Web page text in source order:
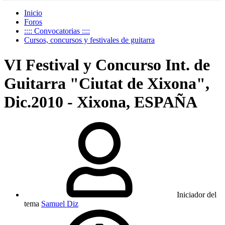
Inicio
Foros
:::: Convocatorias ::::
Cursos, concursos y festivales de guitarra
VI Festival y Concurso Int. de
Guitarra "Ciutat de Xixona",
Dic.2010 - Xixona, ESPAÑA
Iniciador del
tema Samuel Diz